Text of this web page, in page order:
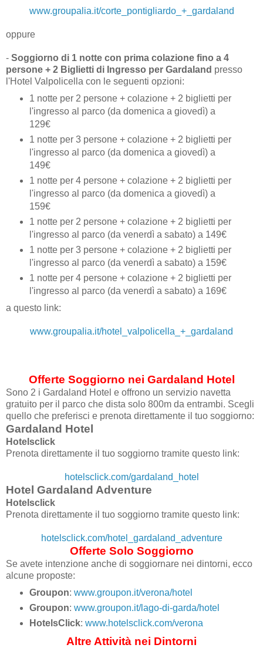
www.groupalia.it/corte_pontigliardo_+_gardaland
oppure
- Soggiorno di 1 notte con prima colazione fino a 4
persone + 2 Biglietti di Ingresso per Gardaland presso
l'Hotel Valpolicella con le seguenti opzioni:
1 notte per 2 persone + colazione + 2 biglietti per
l'ingresso al parco (da domenica a giovedì) a
129€
1 notte per 3 persone + colazione + 2 biglietti per
l'ingresso al parco (da domenica a giovedì) a
149€
1 notte per 4 persone + colazione + 2 biglietti per
l'ingresso al parco (da domenica a giovedì) a
159€
1 notte per 2 persone + colazione + 2 biglietti per
l'ingresso al parco (da venerdì a sabato) a 149€
1 notte per 3 persone + colazione + 2 biglietti per
l'ingresso al parco (da venerdì a sabato) a 159€
1 notte per 4 persone + colazione + 2 biglietti per
l'ingresso al parco (da venerdì a sabato) a 169€
a questo link:
www.groupalia.it/hotel_valpolicella_+_gardaland
Offerte Soggiorno nei Gardaland Hotel
Sono 2 i Gardaland Hotel e offrono un servizio navetta
gratuito per il parco che dista solo 800m da entrambi. Scegli
quello che preferisci e prenota direttamente il tuo soggiorno:
Gardaland Hotel
Hotelsclick
Prenota direttamente il tuo soggiorno tramite questo link:
hotelsclick.com/gardaland_hotel
Hotel Gardaland Adventure
Hotelsclick
Prenota direttamente il tuo soggiorno tramite questo link:
hotelsclick.com/hotel_gardaland_adventure
Offerte Solo Soggiorno
Se avete intenzione anche di soggiornare nei dintorni, ecco
alcune proposte:
Groupon: www.groupon.it/verona/hotel
Groupon: www.groupon.it/lago-di-garda/hotel
HotelsClick: www.hotelsclick.com/verona
Altre Attività nei Dintorni